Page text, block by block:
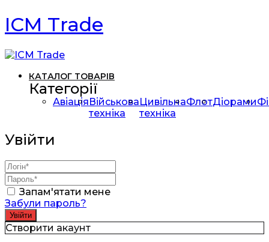
ICM Trade
КАТАЛОГ ТОВАРІВ
Категорії
АвіаціяВійськова
техніка
Цивільна
техніка
ФлотДіорами
Увійти
Запам'ятати мене
Забули пароль?
Створити акаунт